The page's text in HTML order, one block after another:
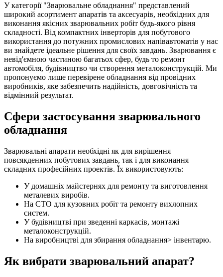
У категорії "Зварювальне обладнання" представлений
широкий асортимент апаратів та аксесуарів, необхідних для
виконання якісних зварювальних робіт будь-якого рівня
складності. Від компактних інверторів для побутового
використання до потужних промислових напівавтоматів у нас
ви знайдете ідеальне рішення для своїх завдань. Зварювання є
невід'ємною частиною багатьох сфер, будь то ремонт
автомобіля, будівництво чи створення металоконструкцій. Ми
пропонуємо лише перевірене обладнання від провідних
виробників, яке забезпечить надійність, довговічність та
відмінний результат.
Сфери застосування зварювального
обладнання
Зварювальні апарати необхідні як для вирішення
повсякденних побутових завдань, так і для виконання
складних професійних проектів. Їх використовують:
У домашніх майстернях для ремонту та виготовлення
металевих виробів.
На СТО для кузовних робіт та ремонту вихлопних
систем.
У будівництві при зведенні каркасів, монтажі
металоконструкцій.
На виробництві для збирання обладнання> інвентарю.
Як вибрати зварювальний апарат?